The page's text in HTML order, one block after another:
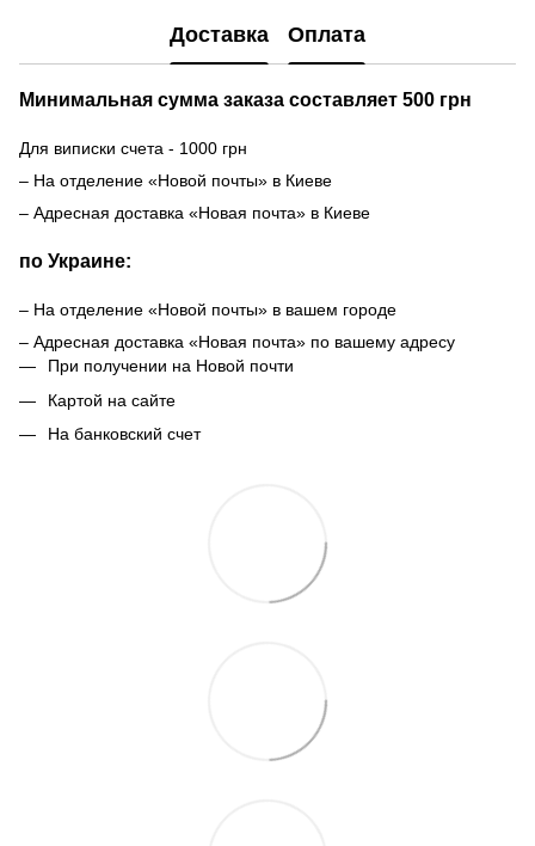
Доставка Оплата
Минимальная сумма заказа составляет 500 грн
Для виписки счета - 1000 грн
– На отделение «Новой почты» в Киеве
– Адресная доставка «Новая почта» в Киеве
по Украине:
– На отделение «Новой почты» в вашем городе
– Адресная доставка «Новая почта» по вашему адресу
При получении на Новой почти
Картой на сайте
На банковский счет